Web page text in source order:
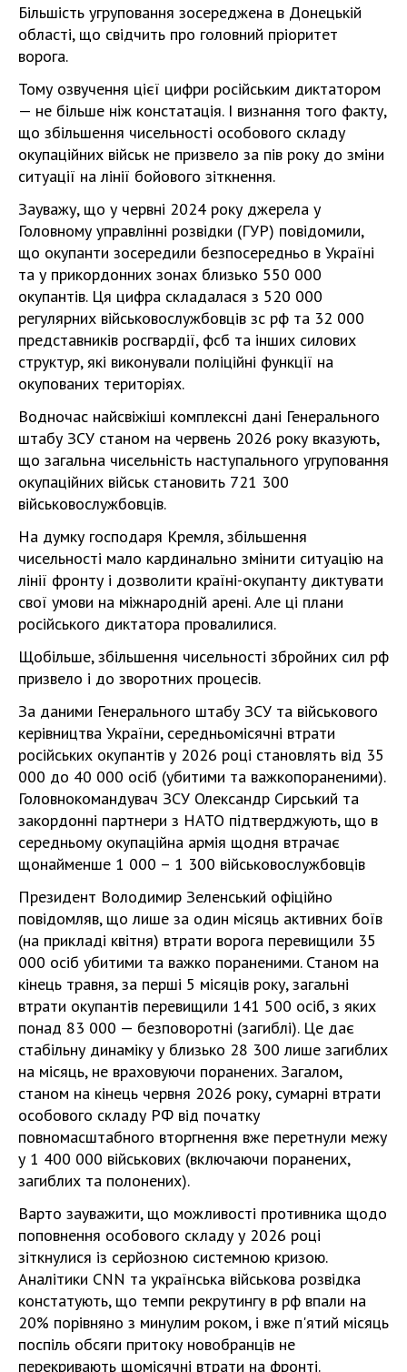
Більшість угруповання зосереджена в Донецькій
області, що свідчить про головний пріоритет
ворога.
Тому озвучення цієї цифри російським диктатором
— не більше ніж констатація. І визнання того факту,
що збільшення чисельності особового складу
окупаційних військ не призвело за пів року до зміни
ситуації на лінії бойового зіткнення.
Зауважу, що у червні 2024 року джерела у
Головному управлінні розвідки (ГУР) повідомили,
що окупанти зосередили безпосередньо в Україні
та у прикордонних зонах близько 550 000
окупантів. Ця цифра складалася з 520 000
регулярних військовослужбовців зс рф та 32 000
представників росгвардії, фсб та інших силових
структур, які виконували поліційні функції на
окупованих територіях.
Водночас найсвіжіші комплексні дані Генерального
штабу ЗСУ станом на червень 2026 року вказують,
що загальна чисельність наступального угруповання
окупаційних військ становить 721 300
військовослужбовців.
На думку господаря Кремля, збільшення
чисельності мало кардинально змінити ситуацію на
лінії фронту і дозволити країні-окупанту диктувати
свої умови на міжнародній арені. Але ці плани
російського диктатора провалилися.
Щобільше, збільшення чисельності збройних сил рф
призвело і до зворотних процесів.
За даними Генерального штабу ЗСУ та військового
керівництва України, середньомісячні втрати
російських окупантів у 2026 році становлять від 35
000 до 40 000 осіб (убитими та важкопораненими).
Головнокомандувач ЗСУ Олександр Сирський та
закордонні партнери з НАТО підтверджують, що в
середньому окупаційна армія щодня втрачає
щонайменше 1 000 – 1 300 військовослужбовців
Президент Володимир Зеленський офіційно
повідомляв, що лише за один місяць активних боїв
(на прикладі квітня) втрати ворога перевищили 35
000 осіб убитими та важко пораненими. Станом на
кінець травня, за перші 5 місяців року, загальні
втрати окупантів перевищили 141 500 осіб, з яких
понад 83 000 — безповоротні (загиблі). Це дає
стабільну динаміку у близько 28 300 лише загиблих
на місяць, не враховуючи поранених. Загалом,
станом на кінець червня 2026 року, сумарні втрати
особового складу РФ від початку
повномасштабного вторгнення вже перетнули межу
у 1 400 000 військових (включаючи поранених,
загиблих та полонених).
Варто зауважити, що можливості противника щодо
поповнення особового складу у 2026 році
зіткнулися із серйозною системною кризою.
Аналітики CNN та українська військова розвідка
констатують, що темпи рекрутингу в рф впали на
20% порівняно з минулим роком, і вже п'ятий місяць
поспіль обсяги притоку новобранців не
перекривають щомісячні втрати на фронті.